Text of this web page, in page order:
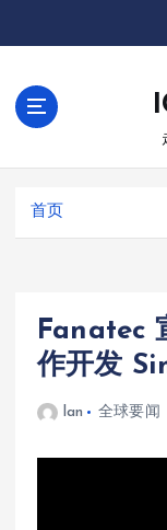
首页
Fanatec
作开发
lan 全球要闻